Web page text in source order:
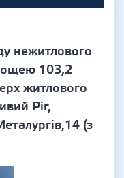
нежитлового
103,2
житлового
Ріг,
(з